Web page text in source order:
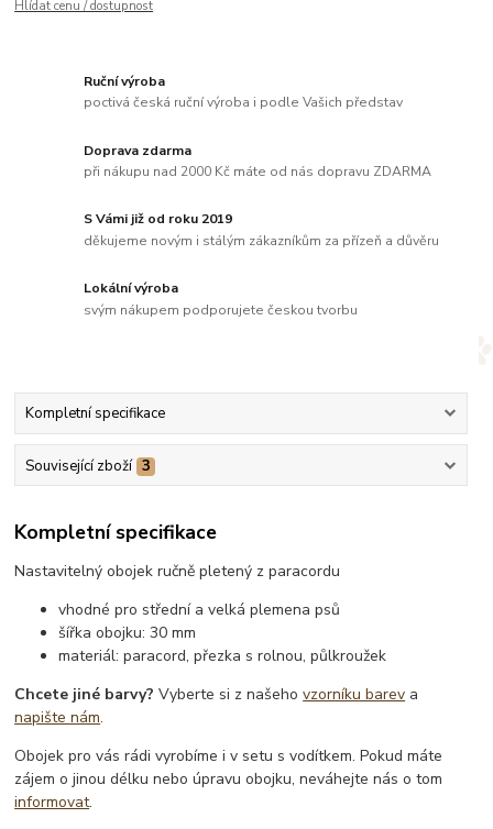
Hlídat cenu / dostupnost
Ruční výroba
poctivá česká ruční výroba i podle Vašich představ
Doprava zdarma
při nákupu nad 2000 Kč máte od nás dopravu ZDARMA
S Vámi již od roku 2019
děkujeme novým i stálým zákazníkům za přízeň a důvěru
Lokální výroba
svým nákupem podporujete českou tvorbu
Kompletní specifikace
Související zboží 3
Kompletní specifikace
Nastavitelný obojek ručně pletený z paracordu
vhodné pro střední a velká plemena psů
šířka obojku: 30 mm
materiál: paracord, přezka s rolnou, půlkroužek
Chcete jiné barvy? Vyberte si z našehovzorníku barev a
napište nám.
Obojek pro vás rádi vyrobíme i v setu s vodítkem. Pokud máte
zájem o jinou délku nebo úpravu obojku, neváhejte nás o tom
informovat.